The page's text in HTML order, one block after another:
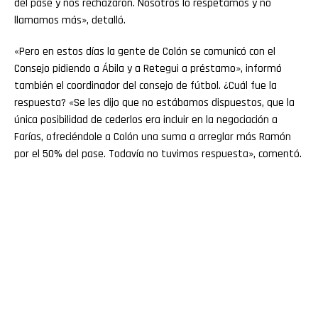
del pase y nos rechazaron. Nosotros lo respetamos y no
llamamos más», detalló.
«Pero en estos días la gente de Colón se comunicó con el
Consejo pidiendo a Ábila y a Retegui a préstamo», informó
también el coordinador del consejo de fútbol. ¿Cuál fue la
respuesta? «Se les dijo que no estábamos dispuestos, que la
única posibilidad de cederlos era incluir en la negociación a
Farías, ofreciéndole a Colón una suma a arreglar más Ramón
por el 50% del pase. Todavía no tuvimos respuesta», comentó.